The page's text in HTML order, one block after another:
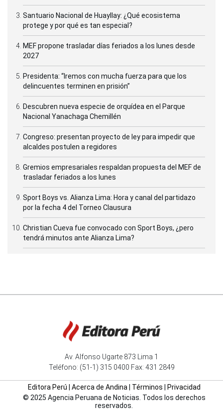
Santuario Nacional de Huayllay: ¿Qué ecosistema
protege y por qué es tan especial?
MEF propone trasladar días feriados a los lunes desde
2027
Presidenta: “Iremos con mucha fuerza para que los
delincuentes terminen en prisión”
Descubren nueva especie de orquídea en el Parque
Nacional Yanachaga Chemillén
Congreso: presentan proyecto de ley para impedir que
alcaldes postulen a regidores
Gremios empresariales respaldan propuesta del MEF de
trasladar feriados a los lunes
Sport Boys vs. Alianza Lima: Hora y canal del partidazo
por la fecha 4 del Torneo Clausura
Christian Cueva fue convocado con Sport Boys, ¿pero
tendrá minutos ante Alianza Lima?
Av. Alfonso Ugarte 873 Lima 1
Teléfono: (51-1) 315 0400 Fax: 431 2849
Editora Perú Acerca de Andina Términos
Privacidad
© 2025 Agencia Peruana de Noticias. Todos los derechos
reservados.